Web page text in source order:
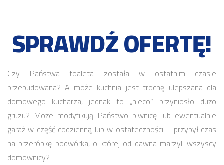
SPRAWDŹ OFERTĘ!
Czy Państwa toaleta została w ostatnim czasie
przebudowana? A może kuchnia jest trochę ulepszana dla
domowego kucharza, jednak to „nieco” przyniosło dużo
gruzu? Może modyfikują Państwo piwnicę lub ewentualnie
garaż w część codzienną lub w ostateczności – przybył czas
na przeróbkę podwórka, o której od dawna marzyli wszyscy
domownicy?